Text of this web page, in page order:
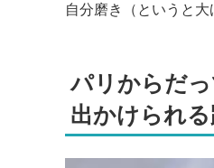
自分磨き（というと
パリからだ
出かけられる